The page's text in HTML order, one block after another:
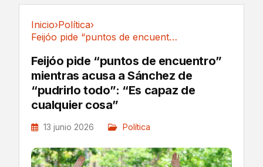
Inicio›Política›
Feijóo pide “puntos de encuentro” mientras...
Feijóo pide “puntos de encuentro”
mientras acusa a Sánchez de
“pudrirlo todo”: “Es capaz de
cualquier cosa”
13 junio 2026 Política